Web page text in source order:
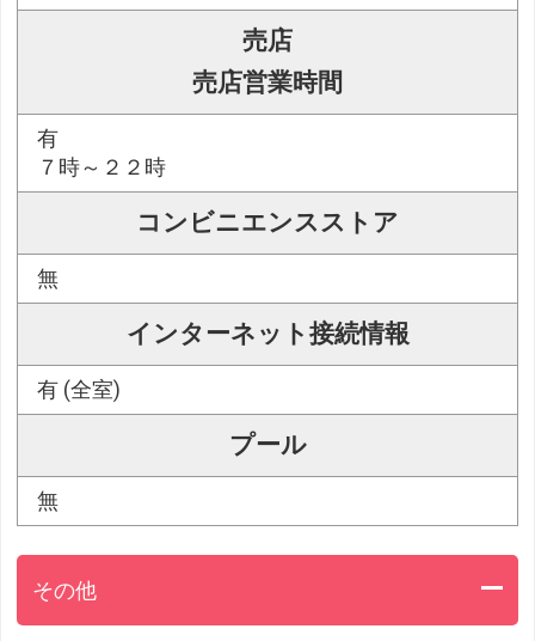
売店
売店営業時間
有
７時～２２時
コンビニエンスストア
無
インターネット接続情報
有 (全室)
プール
無
その他